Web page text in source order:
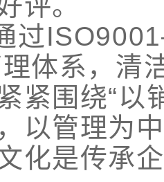
过
体系，清
紧围绕“以
以管理为
化是传承